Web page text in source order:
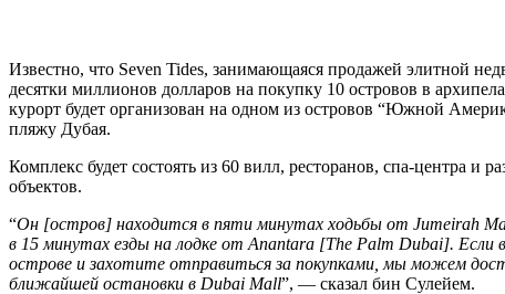
Известно, что Seven Tides, занимающаяся продажей элитной
десятки миллионов долларов на покупку 10 островов в
курорт будет организован на одном из островов “Южной
пляжу Дубая.
Комплекс будет состоять из 60 вилл, ресторанов, спа-центра и
объектов.
“Он [остров] находится в пяти минутах ходьбы от Jumeirah
в 15 минутах езды на лодке от Anantara [The Palm Dubai]. Если
острове и захотите отправиться за покупками, мы можем
ближайшей остановки в Dubai Mall”, — сказал бин Сулейем.